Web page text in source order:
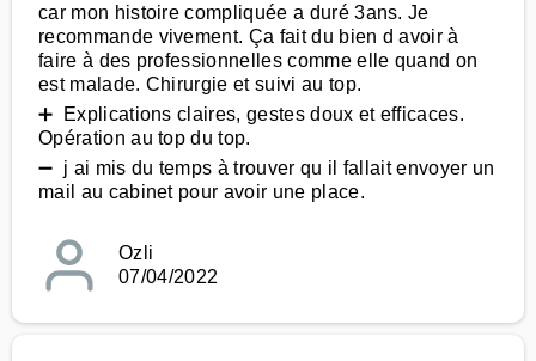
car mon histoire compliquée a duré 3ans. Je
recommande vivement. Ça fait du bien d avoir à
faire à des professionnelles comme elle quand on
est malade. Chirurgie et suivi au top.
➕ Explications claires, gestes doux et efficaces.
Opération au top du top.
➖ j ai mis du temps à trouver qu il fallait envoyer un
mail au cabinet pour avoir une place.
Ozli
07/04/2022